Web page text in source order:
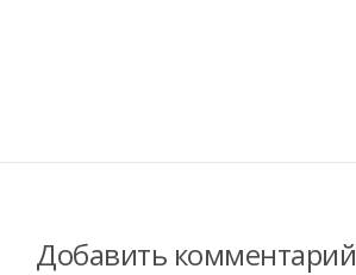
Добавить комментарий